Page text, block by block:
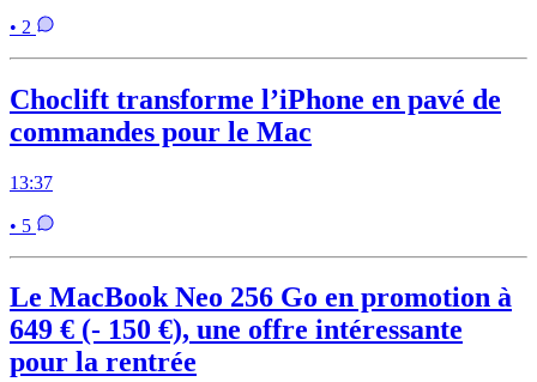
• 2
Choclift transforme l’iPhone en pavé de
commandes pour le Mac
13:37
• 5
Le MacBook Neo 256 Go en promotion à
649 € (- 150 €), une offre intéressante
pour la rentrée